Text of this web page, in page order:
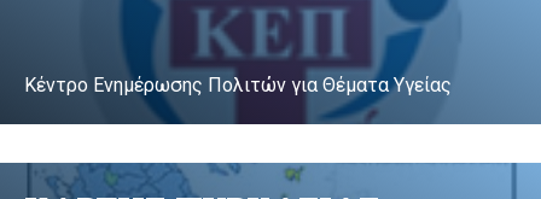
Κέντρο Ενημέρωσης Πολιτών για Θέματα Υγείας